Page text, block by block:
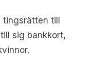
tingsrätten till
sig bankkort,